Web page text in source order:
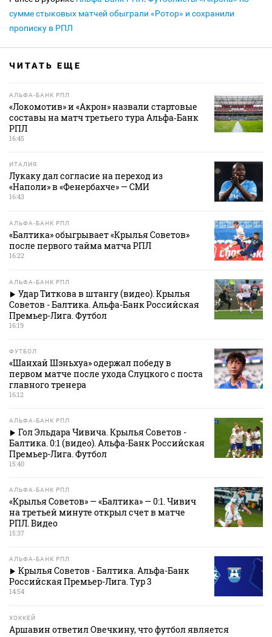
сумме стыковых матчей обыграли «Ротор» и сохранили
прописку в РПЛ
ЧИТАТЬ ЕЩЕ
АЛЬФА-БАНК РПЛ
«Локомотив» и «Акрон» назвали стартовые
составы на матч третьего тура Альфа‑Банк
РПЛ
16:45
ИТАЛИЯ
Лукаку дал согласие на переход из
«Наполи» в «Фенербахче» — СМИ
16:43
АЛЬФА-БАНК РПЛ
«Балтика» обыгрывает «Крылья Советов»
после первого тайма матча РПЛ
16:22
АЛЬФА-БАНК РПЛ
Удар Титкова в штангу (видео). Крылья
Советов - Балтика. Альфа-Банк Российская
Премьер-Лига. Футбол
16:19
ФУТБОЛ
«Шанхай Шэньхуа» одержал победу в
первом матче после ухода Слуцкого с поста
главного тренера
16:12
АЛЬФА-БАНК РПЛ
Гол Эльдара Чивича. Крылья Советов -
Балтика. 0:1 (видео). Альфа-Банк Российская
Премьер-Лига. Футбол
15:40
АЛЬФА-БАНК РПЛ
«Крылья Советов» — «Балтика» — 0:1. Чивич
на третьей минуте открыл счет в матче
РПЛ. Видео
15:37
АЛЬФА-БАНК РПЛ
Крылья Советов - Балтика. Альфа-Банк
Российская Премьер-Лига. Тур 3
14:54
ХОККЕЙ
Аршавин ответил Овечкину, что футбол является